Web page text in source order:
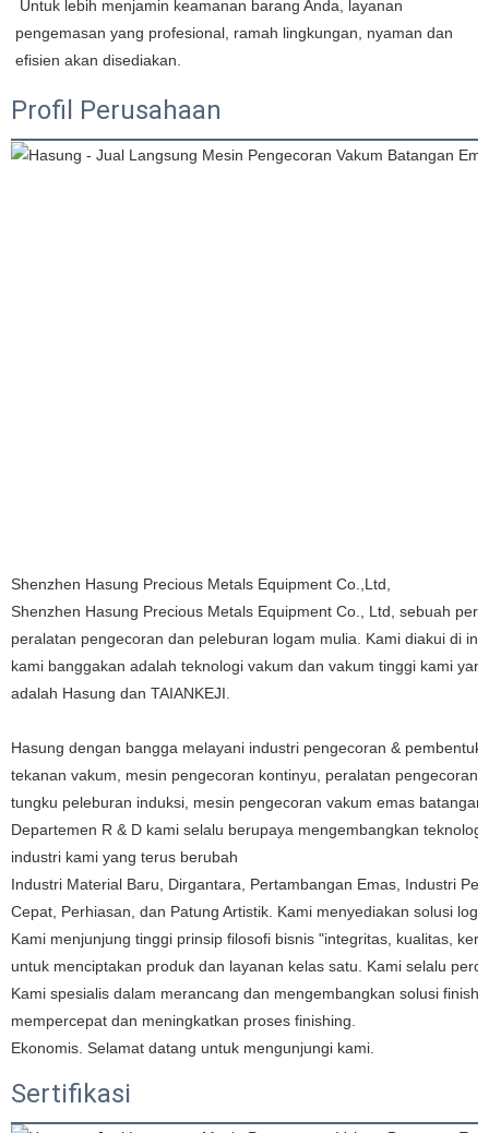
pengemasan yang profesional, ramah lingkungan, nyaman dan
efisien akan disediakan.
Profil Perusahaan
Shenzhen Hasung Precious Metals Equipment Co.,Ltd,
Shenzhen Hasung Precious Metals Equipment Co., Ltd, sebuah
peralatan pengecoran dan peleburan logam mulia. Kami diakui di
kami banggakan adalah teknologi vakum dan vakum tinggi kami
adalah Hasung dan TAIANKEJI.
Hasung dengan bangga melayani industri pengecoran &
tekanan vakum, mesin pengecoran kontinyu, peralatan pengecoran
tungku peleburan induksi, mesin pengecoran vakum emas
Departemen R & D kami selalu berupaya mengembangkan
industri kami yang terus berubah
Industri Material Baru, Dirgantara, Pertambangan Emas, Industri
Cepat, Perhiasan, dan Patung Artistik. Kami menyediakan solusi
Kami menjunjung tinggi prinsip filosofi bisnis "integritas, kualitas,
untuk menciptakan produk dan layanan kelas satu. Kami selalu
Kami spesialis dalam merancang dan mengembangkan solusi
mempercepat dan meningkatkan proses finishing.
Ekonomis. Selamat datang untuk mengunjungi kami.
Sertifikasi